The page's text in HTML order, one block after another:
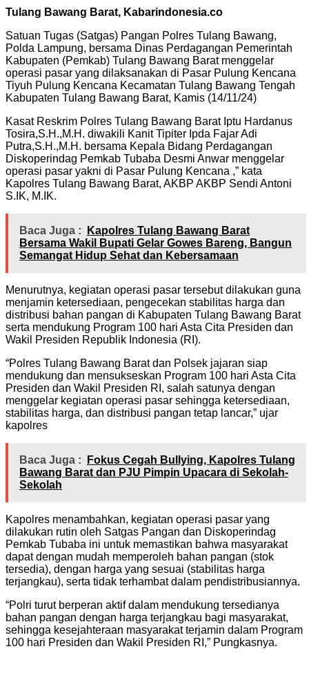
Tulang Bawang Barat, Kabarindonesia.co
Satuan Tugas (Satgas) Pangan Polres Tulang Bawang,
Polda Lampung, bersama Dinas Perdagangan Pemerintah
Kabupaten (Pemkab) Tulang Bawang Barat menggelar
operasi pasar yang dilaksanakan di Pasar Pulung Kencana
Tiyuh Pulung Kencana Kecamatan Tulang Bawang Tengah
Kabupaten Tulang Bawang Barat, Kamis (14/11/24)
Kasat Reskrim Polres Tulang Bawang Barat Iptu Hardanus
Tosira,S.H.,M.H. diwakili Kanit Tipiter Ipda Fajar Adi
Putra,S.H.,M.H. bersama Kepala Bidang Perdagangan
Diskoperindag Pemkab Tubaba Desmi Anwar menggelar
operasi pasar yakni di Pasar Pulung Kencana ,” kata
Kapolres Tulang Bawang Barat, AKBP AKBP Sendi Antoni
S.IK, M.IK.
Baca Juga :
Kapolres Tulang Bawang Barat
Bersama Wakil Bupati Gelar Gowes Bareng, Bangun
Semangat Hidup Sehat dan Kebersamaan
Menurutnya, kegiatan operasi pasar tersebut dilakukan guna
menjamin ketersediaan, pengecekan stabilitas harga dan
distribusi bahan pangan di Kabupaten Tulang Bawang Barat
serta mendukung Program 100 hari Asta Cita Presiden dan
Wakil Presiden Republik Indonesia (RI).
“Polres Tulang Bawang Barat dan Polsek jajaran siap
mendukung dan mensukseskan Program 100 hari Asta Cita
Presiden dan Wakil Presiden RI, salah satunya dengan
menggelar kegiatan operasi pasar sehingga ketersediaan,
stabilitas harga, dan distribusi pangan tetap lancar,” ujar
kapolres
Baca Juga :
Fokus Cegah Bullying, Kapolres Tulang
Bawang Barat dan PJU Pimpin Upacara di Sekolah-
Sekolah
Kapolres menambahkan, kegiatan operasi pasar yang
dilakukan rutin oleh Satgas Pangan dan Diskoperindag
Pemkab Tubaba ini untuk memastikan bahwa masyarakat
dapat dengan mudah memperoleh bahan pangan (stok
tersedia), dengan harga yang sesuai (stabilitas harga
terjangkau), serta tidak terhambat dalam pendistribusiannya.
“Polri turut berperan aktif dalam mendukung tersedianya
bahan pangan dengan harga terjangkau bagi masyarakat,
sehingga kesejahteraan masyarakat terjamin dalam Program
100 hari Presiden dan Wakil Presiden RI,” Pungkasnya.